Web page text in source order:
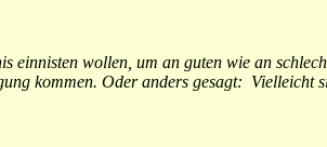
wollen, um an guten wie an
kommen. Oder anders gesagt: